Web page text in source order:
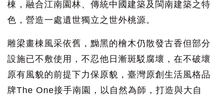
棟，融合江南園林、傳統中國建築及閩南建築之特
色，營造一處遺世獨立之世外桃源。
雕梁畫棟風采依舊，黝黑的檜木仍散發古香但部分
設施已不敷使用，不忍他日漸斑駁腐壞，在不破壞
原有風貌的前提下力保原貌，臺灣原創生活風格品
牌The One接手南園，以自然為師，打造與大自